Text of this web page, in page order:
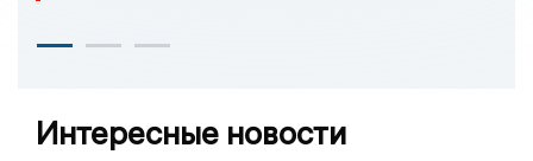
Интересные новости